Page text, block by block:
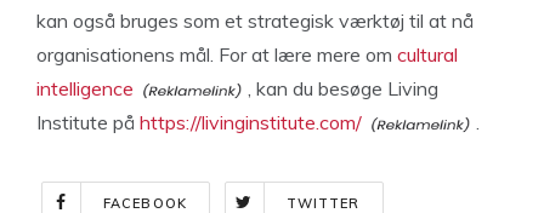
kan også bruges som et strategisk værktøj til at nå
organisationens mål. For at lære mere om cultural
intelligence
, kan du besøge Living
Institute på https://livinginstitute.com/ .
FACEBOOK TWITTER